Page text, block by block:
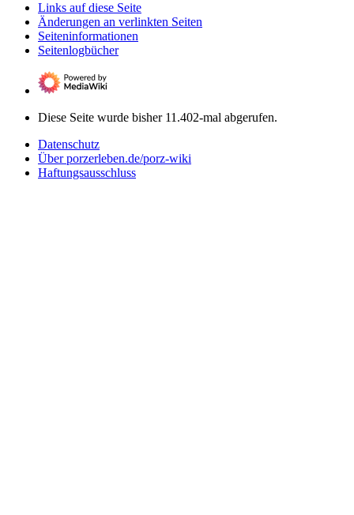
Links auf diese Seite
Änderungen an verlinkten Seiten
Seiten­­informationen
Seitenlogbücher
Diese Seite wurde bisher 11.402-mal abgerufen.
Datenschutz
Über porzerleben.de/porz-wiki
Haftungsausschluss